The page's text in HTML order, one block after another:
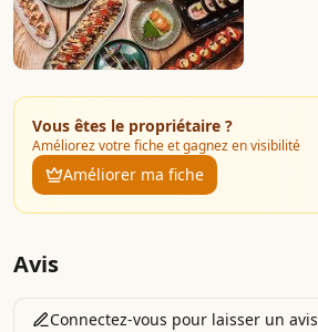
Vous êtes le propriétaire ?
Améliorez votre fiche et gagnez en visibilité
Améliorer ma fiche
Avis
Connectez-vous pour laisser un avis